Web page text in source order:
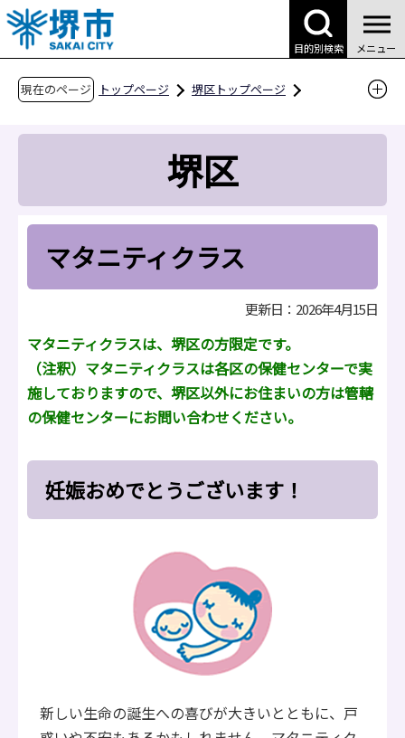
こ
の
ペ
目的別検索 メニュー
現在のページ トップページ
堺区トップページ
マタニティクラス堺区
マタニティクラス
更新日：2026年4月15日
マタニティクラスは、堺区の方限定です。
（注釈）マタニティクラスは各区の保健センターで実
施しておりますので、堺区以外にお住まいの方は管轄
の保健センターにお問い合わせください。
妊娠おめでとうございます！
新しい生命の誕生への喜びが大きいとともに、戸